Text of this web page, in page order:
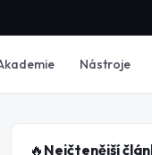
Nástroje
🔥 Nejčtenější